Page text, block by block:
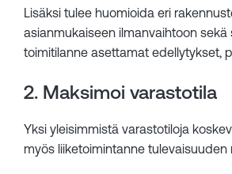
Lisäksi tulee huomioida eri
asianmukaiseen ilmanvaihtoon
toimitilanne asettamat edellytykset,
2. Maksimoi varastotila
Yksi yleisimmistä varastotiloja
myös liiketoimintanne